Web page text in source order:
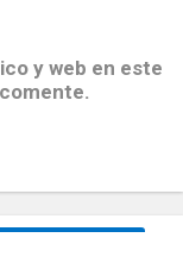
y web en este